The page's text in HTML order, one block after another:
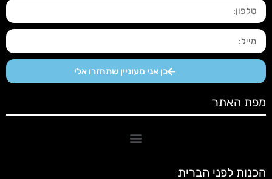
כן אני מעוניין שתחזרו אלי
מפת האתר
הכנות לפני הברית